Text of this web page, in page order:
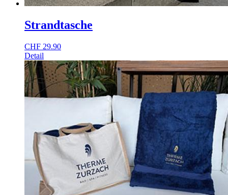
Strandtasche
CHF 29.90
Detail